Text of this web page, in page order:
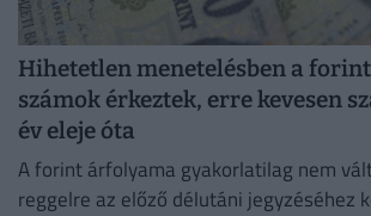
Hihetetlen menetelésben a
számok érkeztek, erre kevesen
év eleje óta
A forint árfolyama gyakorlatilag nem
reggelre az előző délutáni jegyzéséhez